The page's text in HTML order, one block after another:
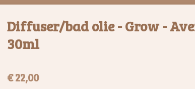
Diffuser/bad olie - Grow -
30ml
€ 22,00